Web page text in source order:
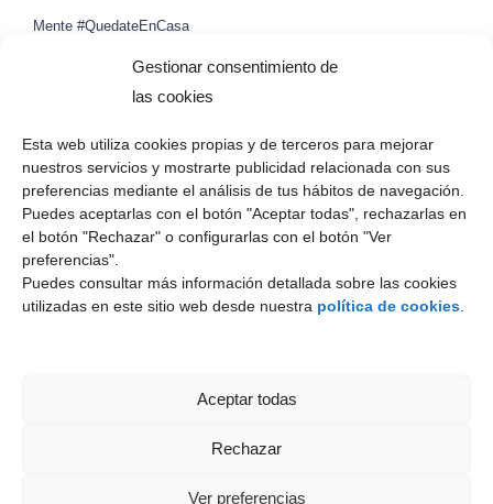
Gestionar consentimiento de
las cookies
Esta web utiliza cookies propias y de terceros para mejorar
nuestros servicios y mostrarte publicidad relacionada con sus
preferencias mediante el análisis de tus hábitos de navegación.
Puedes aceptarlas con el botón "Aceptar todas", rechazarlas en
el botón "Rechazar" o configurarlas con el botón "Ver
preferencias".
Puedes consultar más información detallada sobre las cookies
utilizadas en este sitio web desde nuestra política de cookies
Aceptar todas
Rechazar
Ver preferencias
Mente #QuedateEnCasa
Prevención-Recomendaciones #QuedateEnCasa
Vamos Murcia #QuedateEnCasa
Suscripción
He leído y acepto los términos y condiciones